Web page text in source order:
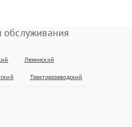
обслуживания
Ленинский
Тракторозаводский